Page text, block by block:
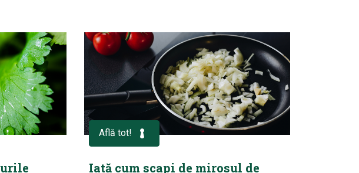
Află tot!
Iată cum scapi de mirosul de